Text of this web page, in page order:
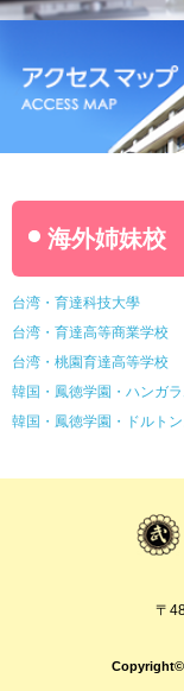
海外姉妹校
台湾・育達科技大學
台湾・育達高等商業学校
台湾・桃園育達高等学校
韓国・鳳徳学園・ハンガ
韓国・鳳徳学園・ドルト
〒